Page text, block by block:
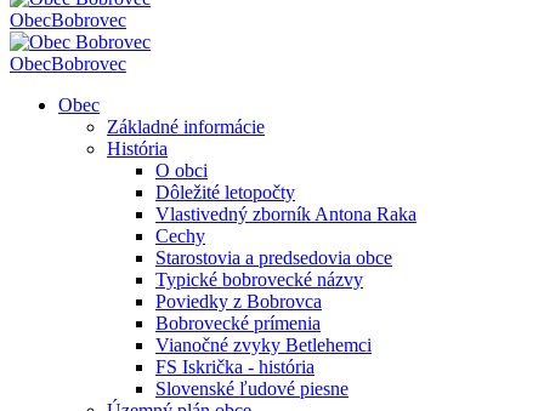
ObecBobrovec
ObecBobrovec
Obec
Základné informácie
História
O obci
Dôležité letopočty
Vlastivedný zborník Antona Raka
Cechy
Starostovia a predsedovia obce
Typické bobrovecké názvy
Poviedky z Bobrovca
Bobrovecké prímenia
Vianočné zvyky Betlehemci
FS Iskrička - história
Slovenské ľudové piesne